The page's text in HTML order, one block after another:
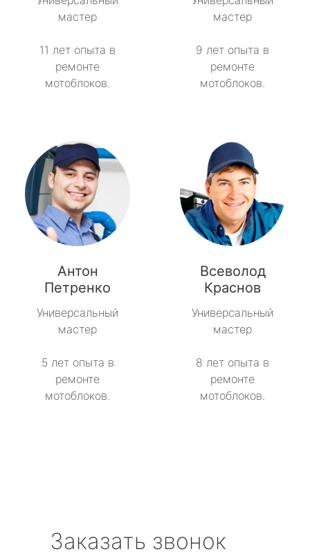
мастер
11 лет опыта в
ремонте
мотоблоков.
мастер
9 лет опыта в
ремонте
мотоблоков.
Антон
Петренко
Универсальный
мастер
5 лет опыта в
ремонте
мотоблоков.
Всеволод
Краснов
Универсальный
мастер
8 лет опыта в
ремонте
мотоблоков.
Заказать звонок